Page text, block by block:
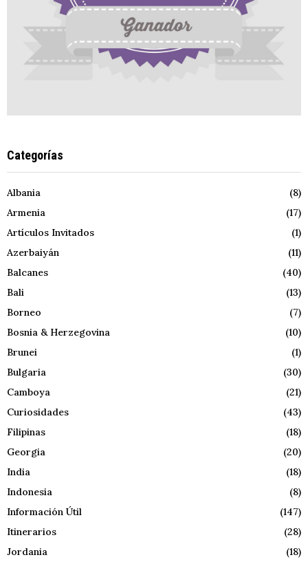
Categorías
Albania
(8)
Armenia
(17)
Artículos Invitados
(1)
Azerbaiyán
(11)
Balcanes
(40)
Bali
(13)
Borneo
(7)
Bosnia & Herzegovina
(10)
Brunei
(1)
Bulgaria
(30)
Camboya
(21)
Curiosidades
(43)
Filipinas
(18)
Georgia
(20)
India
(18)
Indonesia
(8)
Información Útil
(147)
Itinerarios
(28)
Jordania
(18)